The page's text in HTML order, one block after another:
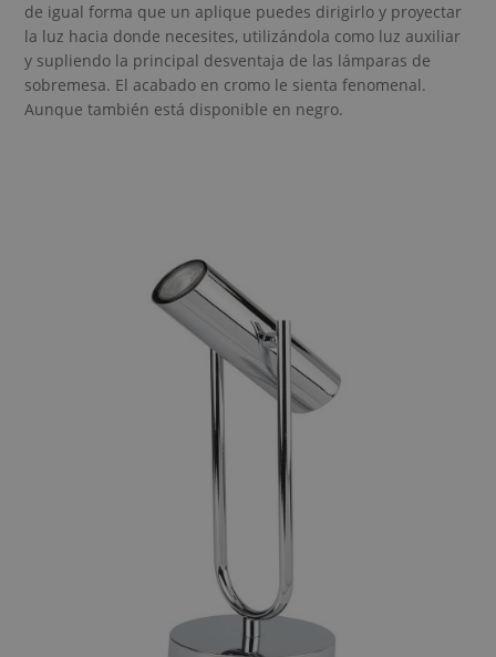
de igual forma que un aplique puedes dirigirlo y proyectar
la luz hacia donde necesites, utilizándola como luz auxiliar
y supliendo la principal desventaja de las lámparas de
sobremesa. El acabado en cromo le sienta fenomenal.
Aunque también está disponible en negro.